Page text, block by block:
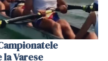
Varese